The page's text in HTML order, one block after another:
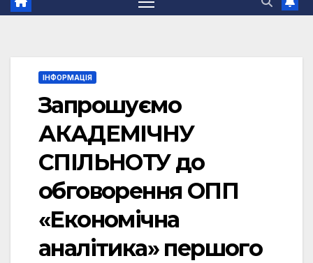
ІНФОРМАЦІЯ
Запрошуємо
АКАДЕМІЧНУ
СПІЛЬНОТУ до
обговорення ОПП
«Економічна
аналітика» першого